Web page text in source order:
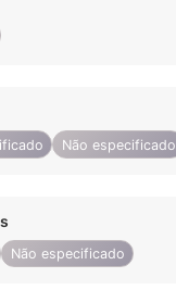
Não especificado
Não especificado